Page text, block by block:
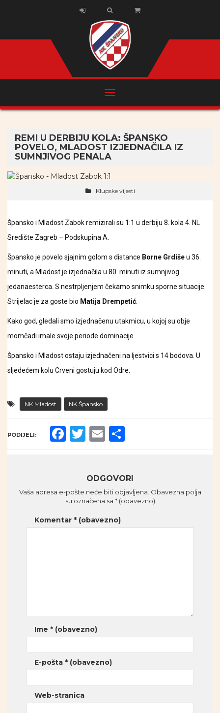
REMI U DERBIJU KOLA: ŠPANSKO
POVELO, MLADOST IZJEDNAČILA IZ
SUMNJIVOG PENALA
Klupske vijesti
Špansko i Mladost Zabok remizirali su 1:1 u derbiju 8. kola 4. NL
Središte Zagreb – Podskupina A.
Špansko je povelo sjajnim golom s distance Borne Grdišeu 36.
minuti, a Mladost je izjednačila u 80. minuti iz sumnjivog
jedanaesterca. S nestrpljenjem čekamo snimku sporne situacije.
Strijelac je za goste bio Matija Drempetić
Kako god, gledali smo izjednačenu utakmicu, u kojoj su obje
momčadi imale svoje periode dominacije.
Špansko i Mladost ostaju izjednačeni na ljestvici s 14 bodova. U
sljedećem kolu Crveni gostuju kod Odre.
NK Mladost NK Špansko
PODIJELI: Facebook
Twitter
Email
ODGOVORI
Vaša adresa e-pošte neće biti objavljena. Obavezna polja
su označena sa * (obavezno)
Komentar * (obavezno)
Ime * (obavezno)
E-pošta * (obavezno)
Web-stranica